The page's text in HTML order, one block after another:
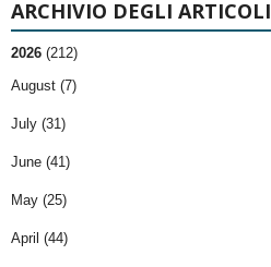
ARCHIVIO DEGLI ARTICOLI
2026 (212)
August (7)
July (31)
June (41)
May (25)
April (44)